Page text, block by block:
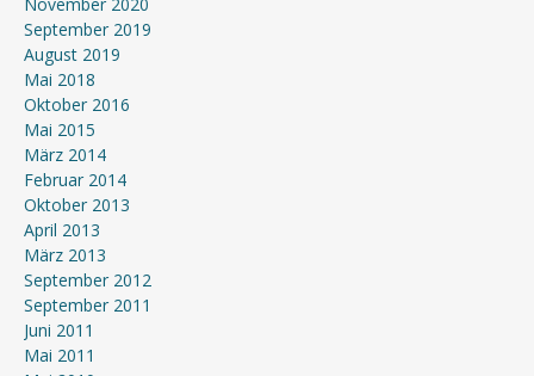
September 2019
August 2019
Mai 2018
Oktober 2016
Mai 2015
März 2014
Februar 2014
Oktober 2013
April 2013
März 2013
September 2012
September 2011
Juni 2011
Mai 2011